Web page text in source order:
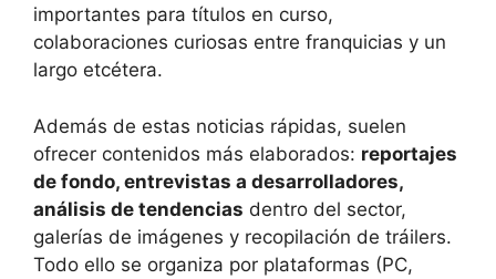
importantes para títulos en curso,
colaboraciones curiosas entre franquicias y un
largo etcétera.
Además de estas noticias rápidas, suelen
ofrecer contenidos más elaborados: reportajes
de fondo, entrevistas a desarrolladores,
análisis de tendencias dentro del sector,
galerías de imágenes y recopilación de tráilers.
Todo ello se organiza por plataformas (PC,